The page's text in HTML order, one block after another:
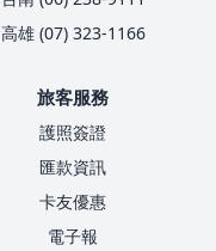
高雄 (07) 323-1166
旅客服務
護照簽證
匯款資訊
卡友優惠
電子報